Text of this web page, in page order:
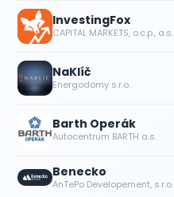
InvestingFox
CAPITAL MARKETS, o.c.p., a.s.
NaKlíč
Energodomy s.r.o.
Barth Operák
Autocentrum BARTH a.s.
Benecko
AnTePo Developement, s.r.o.